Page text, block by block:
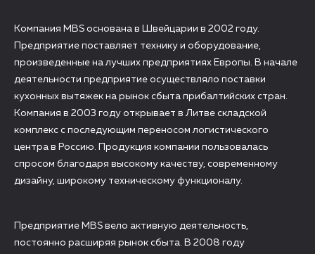
Компания MBS основана в Швейцарии в 2002 году.
Предприятие поставляет технику и оборудование,
произведенные на лучших предприятиях Европы. В начале
деятельности предприятие осуществляло поставки
кухонных вытяжек на рынок сбыта прибалтийских стран.
Компания в 2003 году открывает в Литве складской
комплекс с последующим переносом логистического
центра в Россию. Продукция компании пользовалась
спросом благодаря высокому качеству, современному
дизайну, широкому техническому функционалу.
Предприятие MBS вело активную деятельность,
постоянно расширяя рынок сбыта. В 2008 году